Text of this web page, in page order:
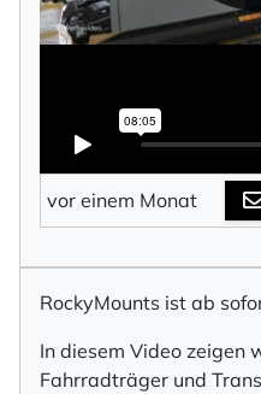
vor einem Monat
RockyMounts ist ab
In diesem Video zeigen
Fahrradträger und